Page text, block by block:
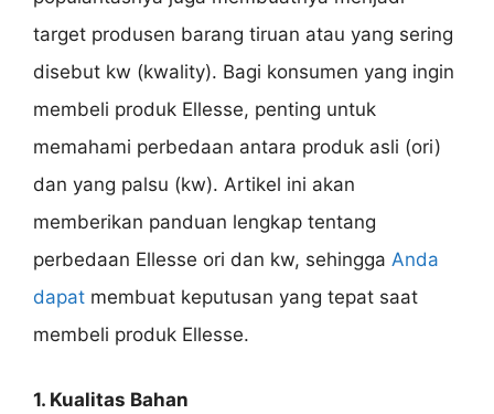
target produsen barang tiruan atau yang sering
disebut kw (kwality). Bagi konsumen yang ingin
membeli produk Ellesse, penting untuk
memahami perbedaan antara produk asli (ori)
dan yang palsu (kw). Artikel ini akan
memberikan panduan lengkap tentang
perbedaan Ellesse ori dan kw, sehingga Anda
dapat membuat keputusan yang tepat saat
membeli produk Ellesse.
1. Kualitas Bahan